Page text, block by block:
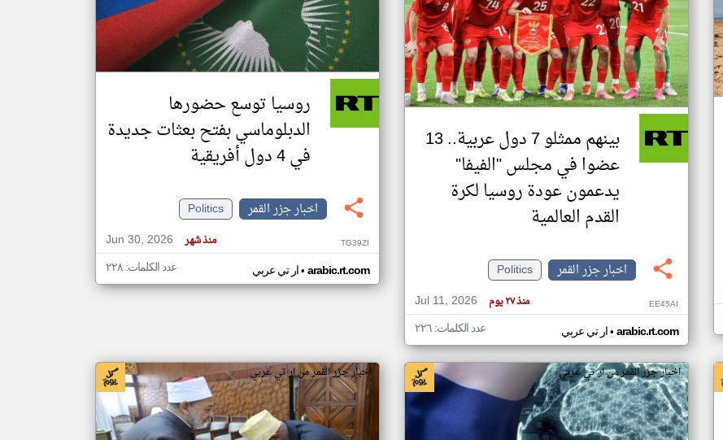
تغيير الدولة
اخبار جزر القمر على مدار الساعة
أهم اخبار جزر القمر العاجلة والمباشرة
بينهم ممثلو 7 دول عربية.. 13
عضوا في مجلس "الفيفا"
يدعمون عودة روسيا لكرة
القدم العالمية
اخبار جزر القمر
Politics
Jul 11, 2026
منذ ٢٧ يوم EE45AI
ار تي عربي• arabic.rt.com عدد الكلمات: ٢٢٦
روسيا توسع حضورها
الدبلوماسي بفتح بعثات جديدة
في 4 دول أفريقية
اخبار جزر القمر
Politics
Jun 30, 2026
منذ شهر TG39ZI
ار تي عربي• arabic.rt.com عدد الكلمات: ٢٢٨
اخبار جزر القمر من ار تي عربي اخبار جزر القمر من ار تي عربي
klyoum.com